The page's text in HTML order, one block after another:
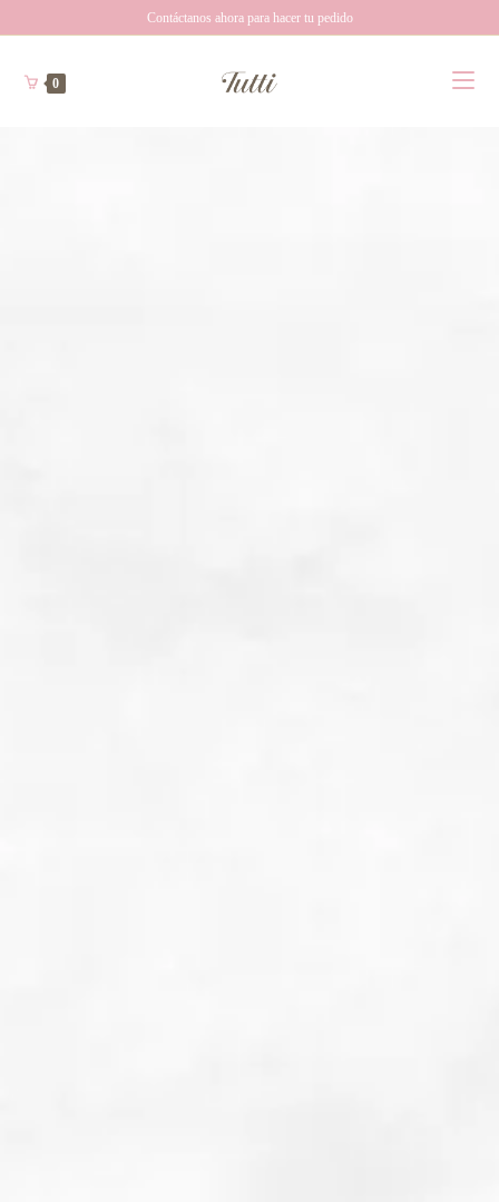
Contáctanos ahora para hacer tu pedido
0